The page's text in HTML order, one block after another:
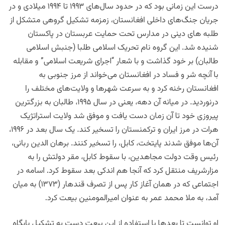
درست این زمانی بود که در حدود سال‌های ۱۹۹۳ تا ۱۹۹۴ میلادی و در
جریان جنگ‌های داخلی افغانستان، زمزمه تشکیل گروهی متشکل از
طلبه های دینی در مدارس تحت حمایت عربستان در پاکستان
شنیده شد. این گروه نام تحریک اسلامی طلبا (جنبش اسلامی
طالبان) بر خود گذاشت و با شعار “اجرای شریعت اسلامی” و مقابله
با آنچه شر و فساد در افغانستان می‌خواند از مرز جنوبی به
افغانستان رخنه کرد و به سرعت شهرها و ولایت‌های مختلف را
درنوردید.
در میانه آن دهه، یعنی در سال ۱۹۹۵، طالبان به بزرگترین
پیروزی خود تا آن زمان دست یافت و موفق شد ولایت استراتژیک
هرات در مرز ایران و ترکمنستان را تسخیر کند.
یک سال بعد در ۱۹۹۶،
آن‌ها موفق شدند پایتخت، کابل، را تسخیر کنند. برهان الدین ربانی،
رئیس وقت دولت مجاهدین، با سقوط کابل، مقر دولتش را به
مزارشریف منتقل کرد که آنجا هم اندکی بعد سقوط کرد. اسامه در
اجتماعی که در همان آغاز کار پس از تصرف قندهار (۱۳۷۳) به میان
آمد، به ملا محمد عمر به عنوان امیرالمومنین بیعت کرد.